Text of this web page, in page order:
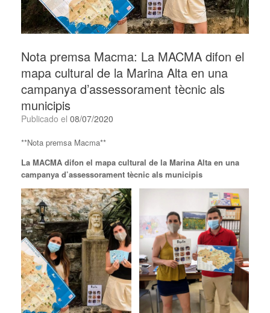
Nota premsa Macma: La MACMA difon el
mapa cultural de la Marina Alta en una
campanya d’assessorament tècnic als
municipis
Publicado el 08/07/2020
**Nota premsa Macma**
La MACMA difon el mapa cultural de la Marina Alta en una
campanya d’assessorament tècnic als municipis